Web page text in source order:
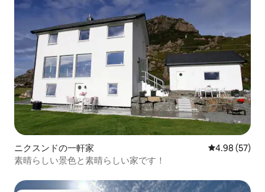
ニクスンドの一軒家 レビュー57
4.98 (57)
素晴らしい景色と素晴らしい家です！